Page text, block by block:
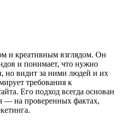
и креативным взглядом. Он
и понимает, что нужно
но видит за ними людей и их
требования к
Его подход всегда основан
— на проверенных фактах,